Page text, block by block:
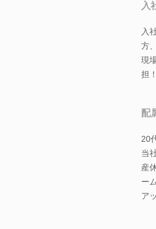
入
入
方
現
担
配
20
当
産
ー
ア